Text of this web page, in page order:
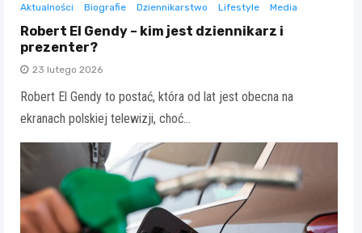
Aktualności Biografie Dziennikarstwo Lifestyle Media
Robert El Gendy – kim jest dziennikarz i
prezenter?
23 lutego 2026
Robert El Gendy to postać, która od lat jest obecna na
ekranach polskiej telewizji, choć…